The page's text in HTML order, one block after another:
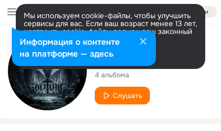
Войти
Мы используем cookie-файлы, чтобы улучшить
сервисы для вас. Если ваш возраст менее 13 лет,
настроить cookie-файлы должен ваш законный
представитель. Больше информации
Разрешить все Настроить
Исполнитель
The Solitude
4 альбома
Слушать
Информация о контенте
на платформе — здесь